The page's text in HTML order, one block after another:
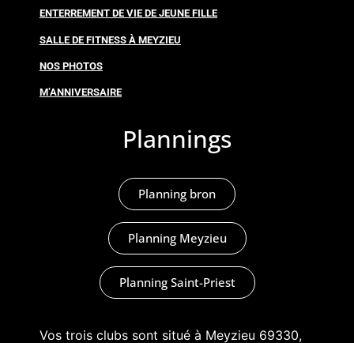
ENTERREMENT DE VIE DE JEUNE FILLE
SALLE DE FITNESS À MEYZIEU
NOS PHOTOS
M’ANNIVERSAIRE
Plannings
Planning bron
Planning Meyzieu
Planning Saint-Priest
Vos trois clubs sont situé à Meyzieu 69330,